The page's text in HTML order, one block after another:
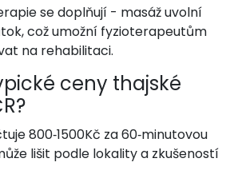
se doplňují - masáž uvolní
což umožní fyzioterapeutům
na rehabilitaci.
ceny thajské
800‑1500Kč za 60‑minutovou
lišit podle lokality a zkušeností